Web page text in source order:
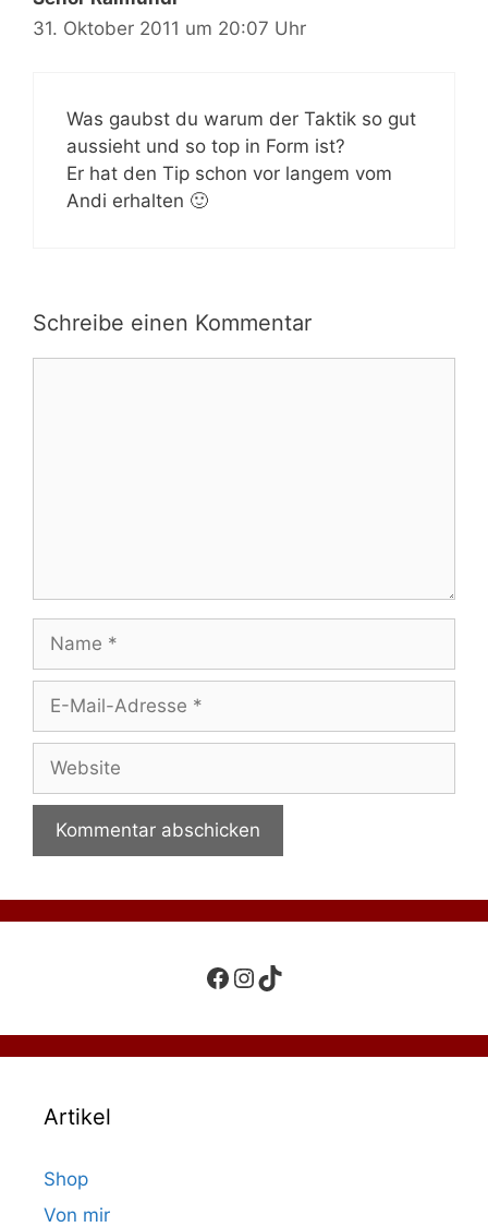
31. Oktober 2011 um 20:07 Uhr
Was gaubst du warum der Taktik so gut
aussieht und so top in Form ist?
Er hat den Tip schon vor langem vom
Andi erhalten 🙂
Schreibe einen Kommentar
Mail-
Adresse
Facebook
Instagram
TikTok
Artikel
Shop
Von mir